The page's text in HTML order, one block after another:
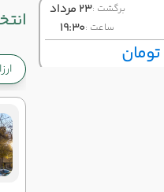
برگشت :23 مرداد
ساعت :19:30